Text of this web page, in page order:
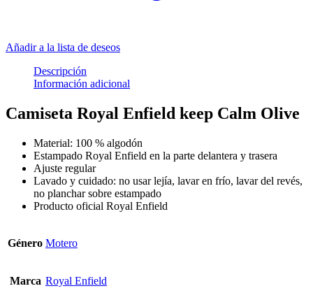
Añadir a la lista de deseos
Descripción
Información adicional
Camiseta Royal Enfield keep Calm Olive
Material: 100 % algodón
Estampado Royal Enfield en la parte delantera y trasera
Ajuste regular
Lavado y cuidado: no usar lejía, lavar en frío, lavar del revés,
no planchar sobre estampado
Producto oficial Royal Enfield
Género Motero
Marca Royal Enfield